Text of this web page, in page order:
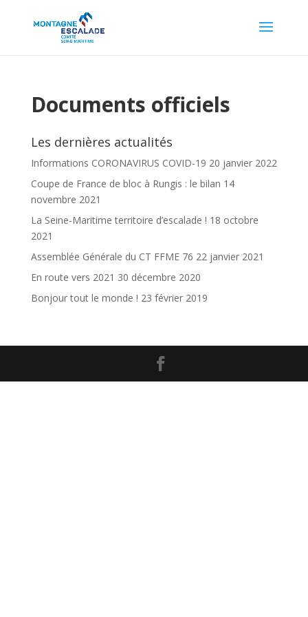
Documents officiels
Les dernières actualités
Informations CORONAVIRUS COVID-19 20 janvier 2022
Coupe de France de bloc à Rungis : le bilan 14
novembre 2021
La Seine-Maritime territoire d’escalade ! 18 octobre
2021
Assemblée Générale du CT FFME 76 22 janvier 2021
En route vers 2021 30 décembre 2020
Bonjour tout le monde ! 23 février 2019